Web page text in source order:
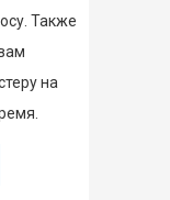
Также
на